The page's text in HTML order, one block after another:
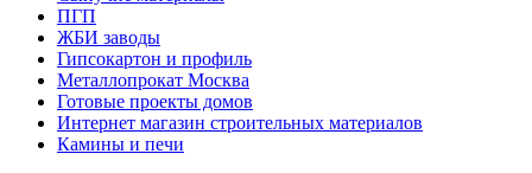
ПГП
ЖБИ заводы
Гипсокартон и профиль
Металлопрокат Москва
Готовые проекты домов
Интернет магазин строительных материалов
Камины и печи